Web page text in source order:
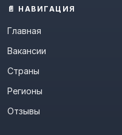
📄 НАВИГАЦИЯ
Главная
Вакансии
Страны
Регионы
Отзывы